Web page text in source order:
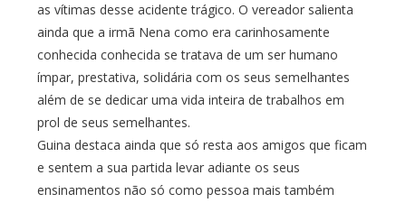
as vítimas desse acidente trágico. O vereador salienta
ainda que a irmã Nena como era carinhosamente
conhecida conhecida se tratava de um ser humano
ímpar, prestativa, solidária com os seus semelhantes
além de se dedicar uma vida inteira de trabalhos em
prol de seus semelhantes.
Guina destaca ainda que só resta aos amigos que ficam
e sentem a sua partida levar adiante os seus
ensinamentos não só como pessoa mais também